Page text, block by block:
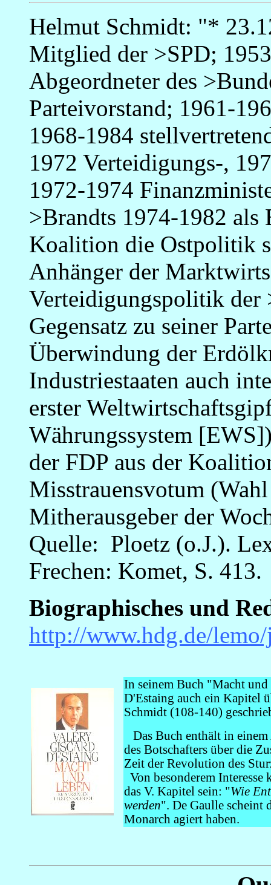
Helmut Schmidt: "*
Mitglied der >SPD;
Abgeordneter des
Parteivorstand; 1961-
1968-1984
1972 Verteidigungs-,
1972-1974
>Brandts 1974-1982 als
Koalition die Ostpolitik
Anhänger der
Verteidigungspolitik der
Gegensatz zu seiner
Überwindung der
Industriestaaten auch
erster
Währungssystem
der FDP aus der
Misstrauensvotum
Mitherausgeber der
Quelle: Ploetz (o.J.).
Frechen: Komet, S. 413.
Biographisches und
http://www.hdg.de/
In seinem Buch "Macht
D'Estaing auch ein Kapitel
Schmidt (108-140)
Das Buch enthält in
des Botschafters über die
Zeit der Revolution des
Von besonderem Interesse
das V. Kapitel sein: "Wie
werden". De Gaulle scheint
Monarch agiert haben.